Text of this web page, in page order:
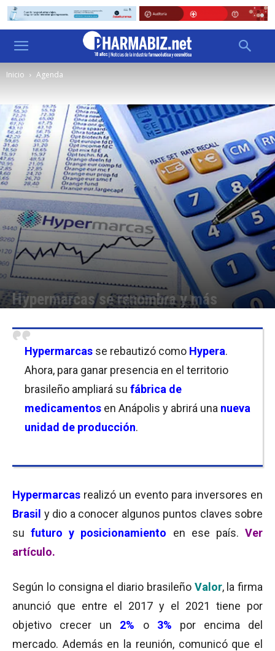
Inicio Agenda
Hypermarcas se renombra y más
Hypermarcas se rebautizó como Hypera.
Ahora, para ganar presencia en el territorio
brasileño ampliará su fábrica de
medicamentos en Anápolis y abrirá una nueva
unidad de producción.
Hypermarcas realizó un evento para inversores en
Brasil y dio a conocer algunos puntos claves sobre
sufuturo y posicionamiento en ese país.Ver
artículo.
Según lo consigna el diario brasileñoValor, la firma
anunció que entre el 2017 y el 2021 tiene por
objetivo crecer un 2% o 3% por encima del
mercado. Además en la reunión, comunicó que el